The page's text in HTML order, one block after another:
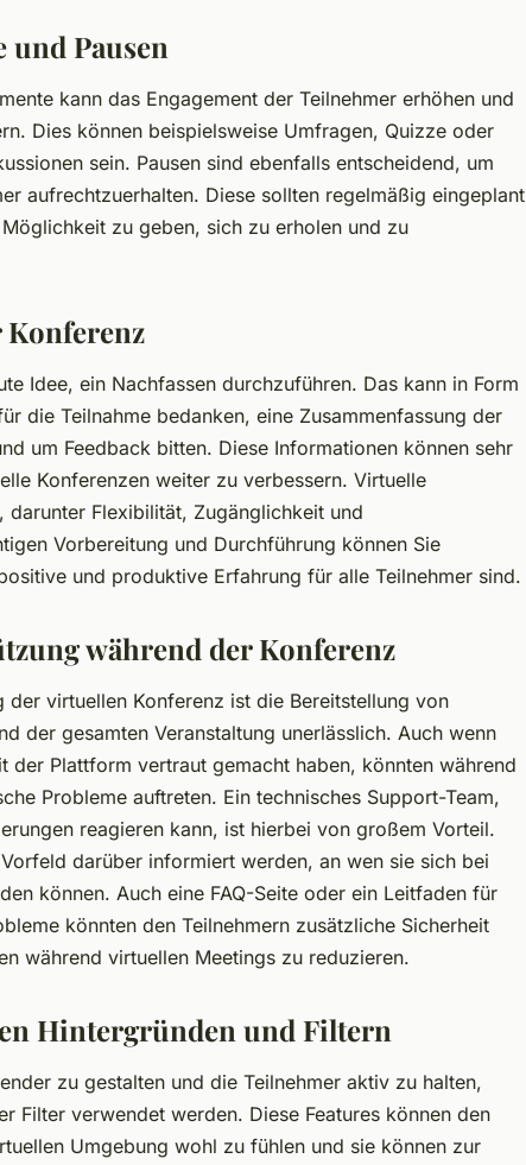
und Pausen
kann das Engagement der Teilnehmer erhöhen und
Dies können beispielsweise Umfragen, Quizze oder
sein. Pausen sind ebenfalls entscheidend, um
aufrechtzuerhalten. Diese sollten regelmäßig eingeplant
zu geben, sich zu erholen und zu
Konferenz
Idee, ein Nachfassen durchzuführen. Das kann in Form
die Teilnahme bedanken, eine Zusammenfassung der
um Feedback bitten. Diese Informationen können sehr
Konferenzen weiter zu verbessern. Virtuelle
darunter Flexibilität, Zugänglichkeit und
Vorbereitung und Durchführung können Sie
und produktive Erfahrung für alle Teilnehmer sind.
während der Konferenz
der virtuellen Konferenz ist die Bereitstellung von
der gesamten Veranstaltung unerlässlich. Auch wenn
der Plattform vertraut gemacht haben, könnten während
Probleme auftreten. Ein technisches Support-Team,
reagieren kann, ist hierbei von großem Vorteil.
darüber informiert werden, an wen sie sich bei
können. Auch eine FAQ-Seite oder ein Leitfaden für
könnten den Teilnehmern zusätzliche Sicherheit
während virtuellen Meetings zu reduzieren.
Hintergründen und Filtern
zu gestalten und die Teilnehmer aktiv zu halten,
Filter verwendet werden. Diese Features können den
Umgebung wohl zu fühlen und sie können zur